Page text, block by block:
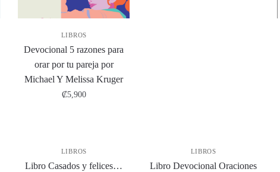
LIBROS
Devocional 5 razones para
orar por tu pareja por
Michael Y Melissa Kruger
₡5,900
LIBROS
Libro Casados y felices…
LIBROS
Libro Devocional Oraciones